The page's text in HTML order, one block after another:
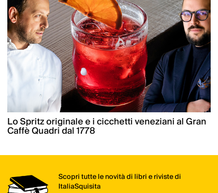
Lo Spritz originale e i cicchetti veneziani al Gran
Caffè Quadri dal 1778
Scopri tutte le novità di libri e riviste di
ItaliaSquisita